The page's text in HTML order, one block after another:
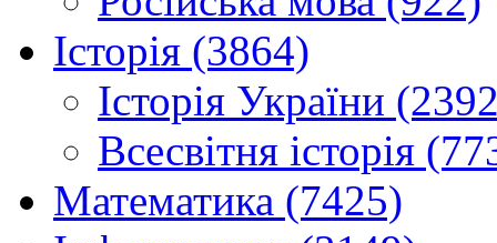
Історія (3864)
Історія України
Всесвітня історія
Математика (7425)